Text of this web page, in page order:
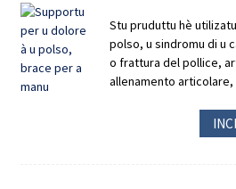
Stu pruduttu hè
polso, u sindromu di u
o frattura del pollice,
allenamento articolare,